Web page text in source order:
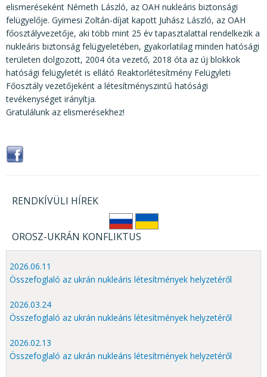
elismeréseként Németh László, az OAH nukleáris biztonsági
felügyelője. Gyimesi Zoltán-díjat kapott Juhász László, az OAH
főosztályvezetője, aki több mint 25 év tapasztalattal rendelkezik a
nukleáris biztonság felügyeletében, gyakorlatilag minden hatósági
területen dolgozott, 2004 óta vezető, 2018 óta az új blokkok
hatósági felügyletét is ellátó Reaktorlétesítmény Felügyleti
Főosztály vezetőjeként a létesítményszintű hatósági
tevékenységet irányítja.
Gratulálunk az elismerésekhez!
RENDKÍVÜLI HÍREK
OROSZ-UKRÁN KONFLIKTUS
2026.06.11
Összefoglaló az ukrán nukleáris létesítmények helyzetéről
2026.03.24
Összefoglaló az ukrán nukleáris létesítmények helyzetéről
2026.02.13
Összefoglaló az ukrán nukleáris létesítmények helyzetéről